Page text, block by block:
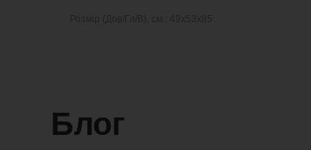
Блог